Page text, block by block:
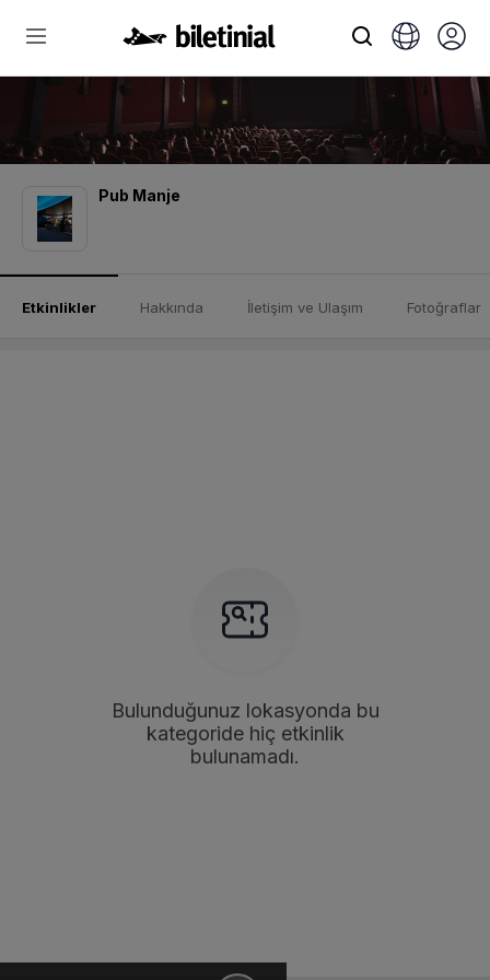
Pub Manje
Etkinlikler Hakkında İletişim ve Ulaşım Fotoğraflar
Bulunduğunuz lokasyonda bu
kategoride hiç etkinlik
bulunamadı.